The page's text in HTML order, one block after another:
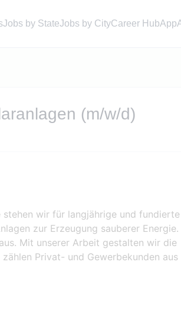
Jobs by StateJobs by CityCareer HubApp
(m/w/d)
wir für langjährige und fundierte
zur Erzeugung sauberer Energie.
Mit unserer Arbeit gestalten wir die
Privat- und Gewerbekunden aus